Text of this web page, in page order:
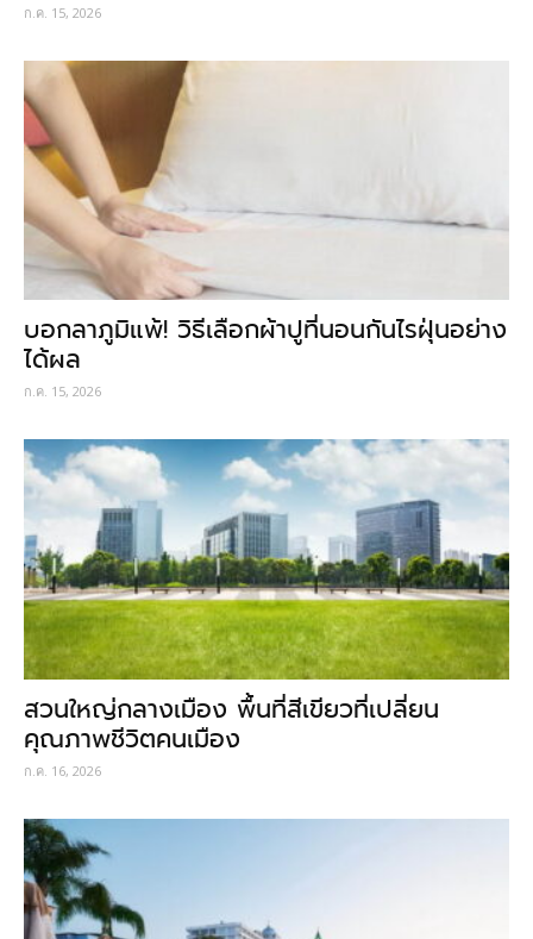
ก.ค. 15, 2026
บอกลาภูมิแพ้! วิธีเลือกผ้าปูที่นอนกันไรฝุ่นอย่าง
ได้ผล
ก.ค. 15, 2026
สวนใหญ่กลางเมือง พื้นที่สีเขียวที่เปลี่ยน
คุณภาพชีวิตคนเมือง
ก.ค. 16, 2026